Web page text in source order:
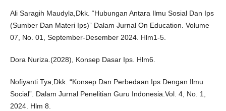
Ali Saragih Maudyla,Dkk. “Hubungan Antara Ilmu Sosial Dan Ips
(Sumber Dan Materi Ips)” Dalam Jurnal On Education. Volume
07, No. 01, September-Desember 2024. Hlm1-5.
Dora Nuriza.(2028), Konsep Dasar Ips. Hlm6.
Nofiyanti Tya,Dkk. “Konsep Dan Perbedaan Ips Dengan Ilmu
Social”. Dalam Jurnal Penelitian Guru Indonesia.Vol. 4, No. 1,
2024. Hlm 8.